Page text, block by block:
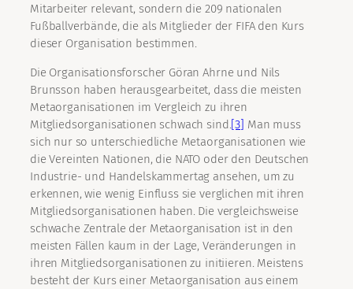
Mitarbeiter relevant, sondern die 209 nationalen
Fußballverbände, die als Mitglieder der FIFA den Kurs
dieser Organisation bestimmen.
Die Organisationsforscher Göran Ahrne und Nils
Brunsson haben herausgearbeitet, dass die meisten
Metaorganisationen im Vergleich zu ihren
Mitgliedsorganisationen schwach sind.[3] Man muss
sich nur so unterschiedliche Metaorganisationen wie
die Vereinten Nationen, die NATO oder den Deutschen
Industrie- und Handelskammertag ansehen, um zu
erkennen, wie wenig Einfluss sie verglichen mit ihren
Mitgliedsorganisationen haben. Die vergleichsweise
schwache Zentrale der Metaorganisation ist in den
meisten Fällen kaum in der Lage, Veränderungen in
ihren Mitgliedsorganisationen zu initiieren. Meistens
besteht der Kurs einer Metaorganisation aus einem